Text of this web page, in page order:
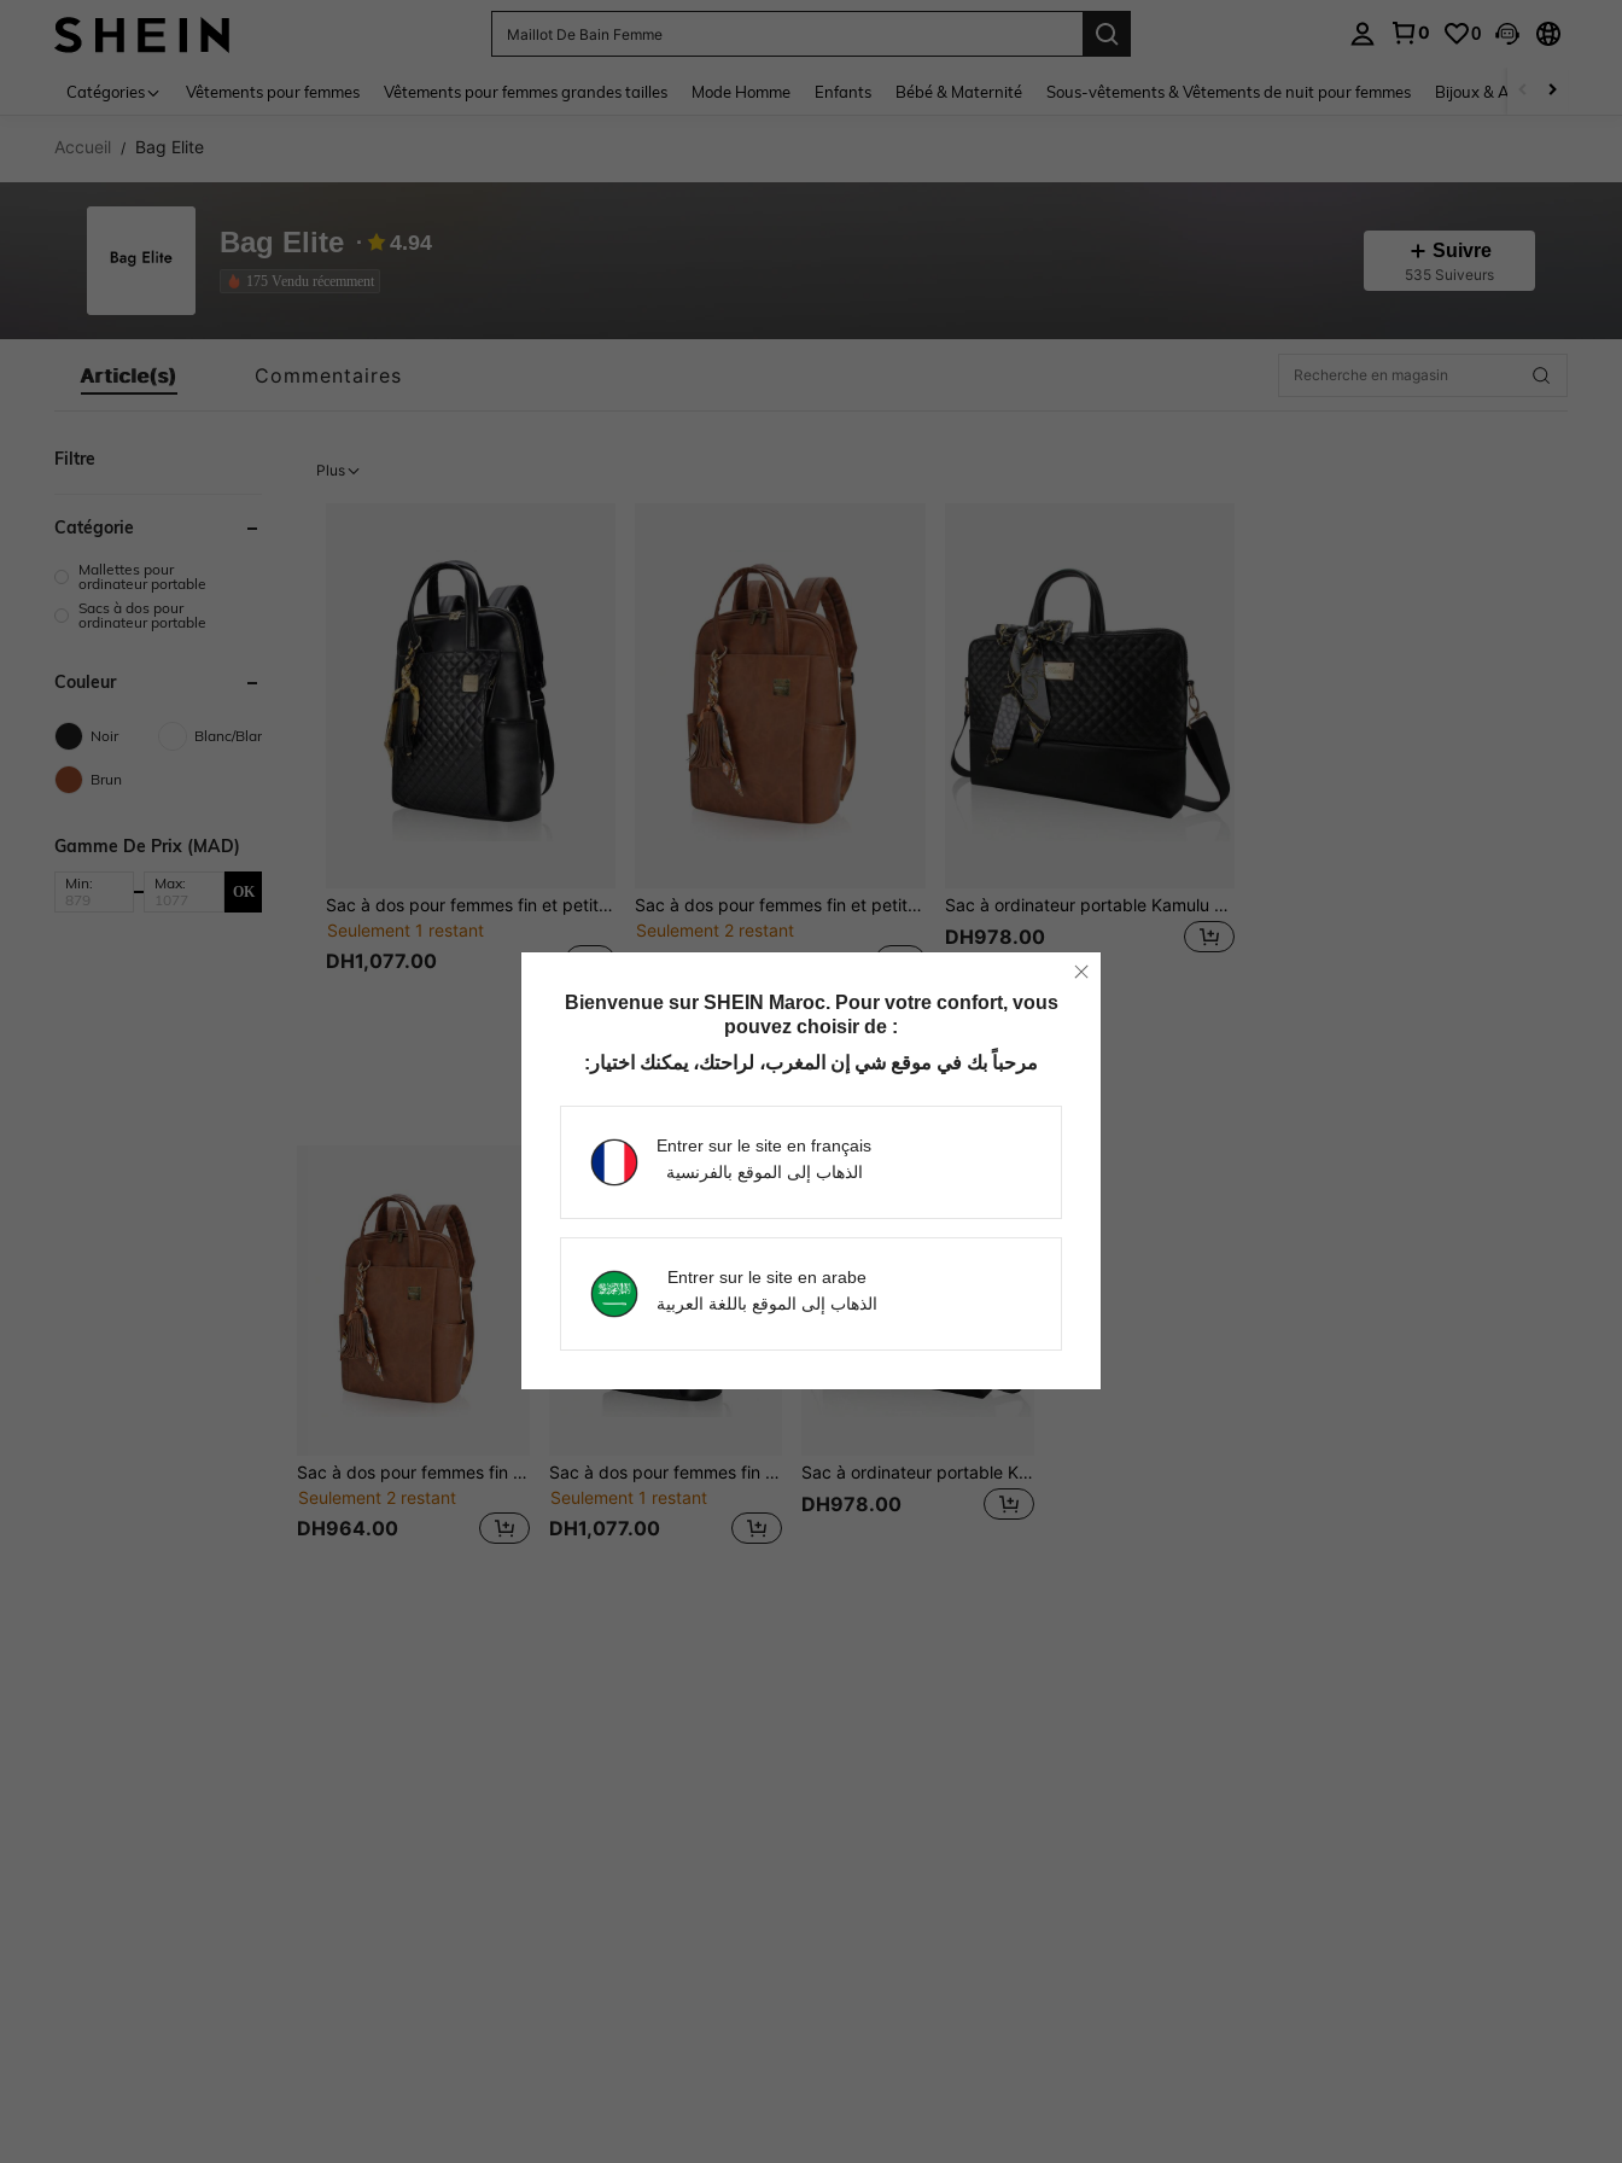
Maillot De Bain Femme
0 0
Catégories Vêtements pour femmes Vêtements pour femmes grandes tailles Mode Homme Enfants Bébé & Maternité Sous-vêtements & Vêtements de nuit pour femmes Bijoux & Accessoires pour
Accueil / Bag Elite
Bag Elite 4.94
175 Vendu récemment
Suivre
535 Suiveurs
Article(s) Commentaires
Filtre
Catégorie
Mallettes pour
ordinateur portable
Sacs à dos pour
ordinateur portable
Couleur
Noir Blanc/Blanche
Brun
Gamme De Prix (MAD)
Min: Max: OK
Plus
Sac à dos pour femmes fin et petit pour les voyages - Sac à dos léger et fin pour le travail, les affaires et les trajets quotidiens, convient aux ordinateurs portables jusqu'à 15,6 pouces, sac en cuir PU de designer à la mode et élégant, noir
Seulement 1 restant
DH1,077.00
Sac à dos pour femmes fin et petit pour les voyages - Sac à dos léger et fin pour le travail, les affaires et les trajets quotidiens, convient aux ordinateurs portables jusqu'à 15,6 pouces, sac en cuir PU de designer élégant et à la mode, marron
Seulement 2 restant
Sac à ordinateur portable Kamulu 15,6 pouces pour femmes, compatible avec Apple Air/Pro, HP et autres marques, sac à main compact et léger, housse d'ordinateur portable 13/14/15 pouces, essentiel pour les voyages d'affaires, les voyages et les trajets
DH978.00
1 pages au total
Sac à dos pour femmes fin et petit pour les voyages - Sac à dos léger et fin pour le travail, les affaires et les trajets quotidiens, convient aux ordinateurs portables jusqu'à 15,6 pouces, sac en cuir PU de designer élégant et à la mode, marron
Seulement 2 restant
DH964.00
Sac à dos pour femmes fin et petit pour les voyages - Sac à dos léger et fin pour le travail, les affaires et les trajets quotidiens, convient aux ordinateurs portables jusqu'à 15,6 pouces, sac en cuir PU de designer à la mode et élégant, noir
Seulement 1 restant
DH1,077.00
Sac à ordinateur portable Kamulu 15,6 pouces pour femmes, compatible avec Apple Air/Pro, HP et autres marques, sac à main compact et léger, housse d'ordinateur portable 13/14/15 pouces, essentiel pour les voyages d'affaires, les voyages et les trajets
DH978.00
Bienvenue sur SHEIN Maroc. Pour votre confort, vous
pouvez choisir de :
مرحباً بك في موقع شي إن المغرب، لراحتك، يمكنك اختيار:
Entrer sur le site en français
الذهاب إلى الموقع بالفرنسية
Entrer sur le site en arabe
الذهاب إلى الموقع باللغة العربية